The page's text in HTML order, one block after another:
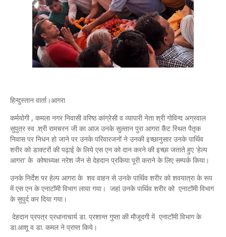
हिन्दुस्तान वार्ता।आगरा
कर्मयोगी , कमला नगर निवासी वरिष्ठ कांग्रेसी व व्यापारी नेता श्री गोविन्द अग्रवाल
सुपुत्र स्व .श्री रामचरन जी का आज उनके सुल्तान पुरा आगरा कैंट स्थित पैतृक
निवास पर निधन हो जाने पर उनके परिवारजनों ने उनकी इच्छानुसार उनके पार्थिव
शरीर को डाक्टरों की पढ़ाई के लिये एस एन को दान करने की इच्छा जताते हुए 'हेल्प
आगरा' के कोषाध्यक्ष नरेश जैन‌ से देहदान प्रकिया पूरी कराने के लिए सम्पर्क किया।
उनके निर्देश पर हेल्प आगरा के शव वाहन से उनके पार्थिव शरीर को‌‌ शवयात्रा के रूप
में एस एन के एनाटॉमी विभाग लाया गया। जहां उनके पार्थिव शरीर को एनाटॉमी विभाग
के सुपुर्द कर दिया गया।
देहदान प्रपत्र प्रधानाचार्य डा. प्रशान्त गुप्ता की मौजूदगी में एनाटॉमी विभाग के
डा.आशू व डा. कमल ने प्राप्त किये।